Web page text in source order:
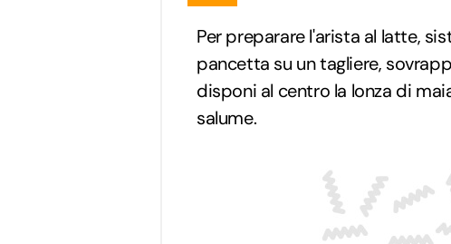
Per preparare l'arista al latte,
pancetta su un tagliere,
disponi al centro la lonza di
salume.